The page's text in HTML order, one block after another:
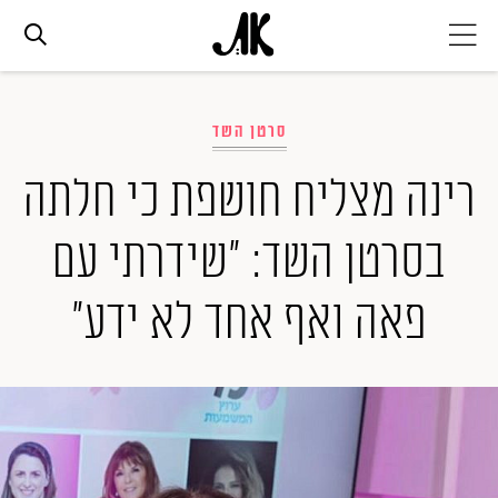
אופנה
ביוטי
סלבס
ערוצים נוספים
המגזין
סרטן השד
רינה מצליח חושפת כי חלתה
בסרטן השד: "שידרתי עם
פאה ואף אחד לא ידע"